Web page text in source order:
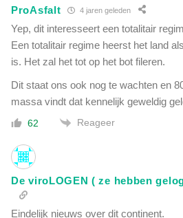
m
e
s
e
n
h
t
z
k
ProAsfalt 4 jaren geleden
Yep, dit interesseert een totalitair
Een totalitair regime heerst het land
is. Het zal het tot op het bot fileren.
Dit staat ons ook nog te wachten en
massa vindt dat kennelijk geweldig
62 Reageer
De viroLOGEN ( ze hebben
Eindelijk nieuws over dit continent.